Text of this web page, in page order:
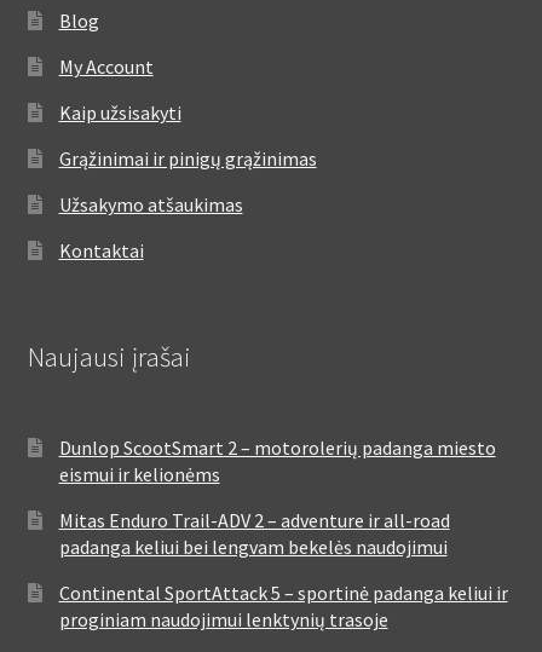
Blog
My Account
Kaip užsisakyti
Grąžinimai ir pinigų grąžinimas
Užsakymo atšaukimas
Kontaktai
Naujausi įrašai
Dunlop ScootSmart 2 – motorolerių padanga miesto
eismui ir kelionėms
Mitas Enduro Trail-ADV 2 – adventure ir all-road
padanga keliui bei lengvam bekelės naudojimui
Continental SportAttack 5 – sportinė padanga keliui ir
proginiam naudojimui lenktynių trasoje